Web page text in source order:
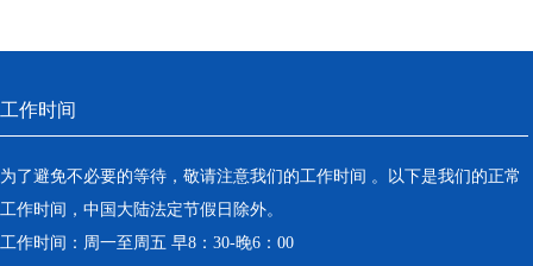
工作时间
为了避免不必要的等待，敬请注意我们的工作时间 。以下是我们的正常
工作时间，中国大陆法定节假日除外。
工作时间：周一至周五 早8：30-晚6：00